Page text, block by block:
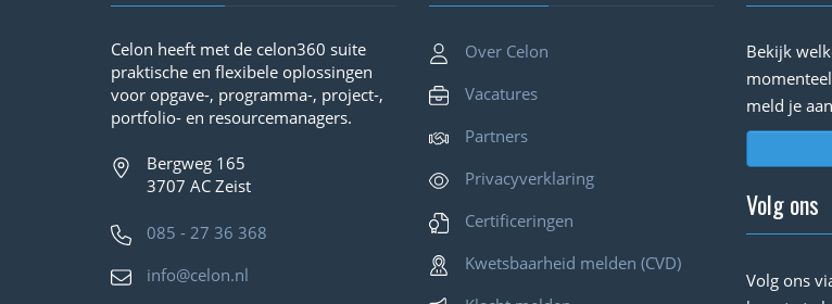
Celon heeft met de celon360 suite
praktische en flexibele oplossingen
voor opgave-, programma-, project-,
portfolio- en resourcemanagers.
Bergweg 165
3707 AC Zeist
085 - 27 36 368
info@celon.nl
Over Celon
Vacatures
Partners
Privacyverklaring
Certificeringen
Kwetsbaarheid melden (CVD)
Bekijk
meld je
Volg ons
Volg ons